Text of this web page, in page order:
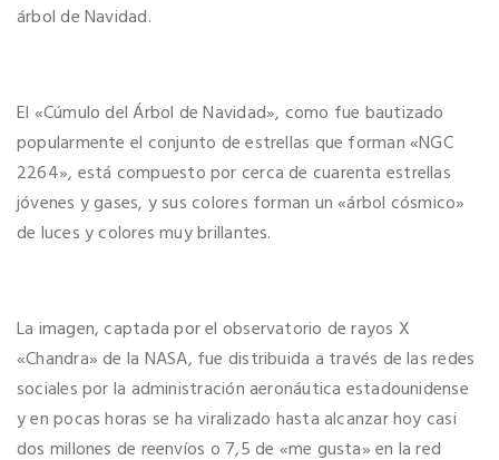
árbol de Navidad.
El «Cúmulo del Árbol de Navidad», como fue bautizado
popularmente el conjunto de estrellas que forman «NGC
2264», está compuesto por cerca de cuarenta estrellas
jóvenes y gases, y sus colores forman un «árbol cósmico»
de luces y colores muy brillantes.
La imagen, captada por el observatorio de rayos X
«Chandra» de la NASA, fue distribuida a través de las redes
sociales por la administración aeronáutica estadounidense
y en pocas horas se ha viralizado hasta alcanzar hoy casi
dos millones de reenvíos o 7,5 de «me gusta» en la red